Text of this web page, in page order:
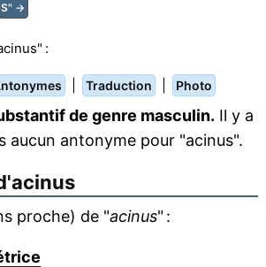
→
:
Traduction Photo
de genre masculin. Il y a
aucun antonyme pour "acinus".
acinus
proche) de "acinus" :